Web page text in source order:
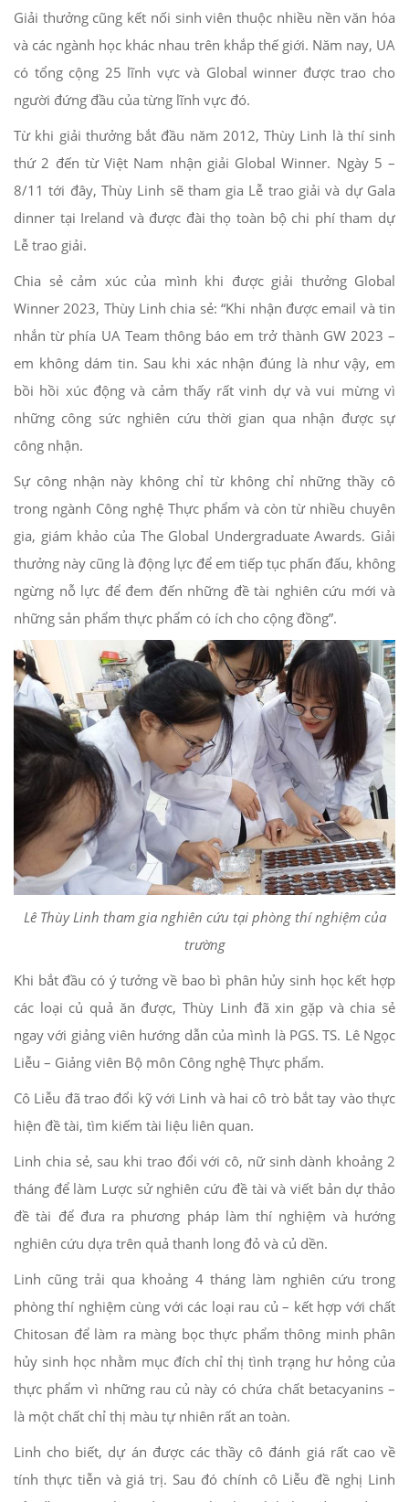
Giải thưởng cũng kết nối sinh viên thuộc nhiều nền văn hóa
và các ngành học khác nhau trên khắp thế giới. Năm nay, UA
có tổng cộng 25 lĩnh vực và Global winner được trao cho
người đứng đầu của từng lĩnh vực đó.
Từ khi giải thưởng bắt đầu năm 2012, Thùy Linh là thí sinh
thứ 2 đến từ Việt Nam nhận giải Global Winner. Ngày 5 –
8/11 tới đây, Thùy Linh sẽ tham gia Lễ trao giải và dự Gala
dinner tại Ireland và được đài thọ toàn bộ chi phí tham dự
Lễ trao giải.
Chia sẻ cảm xúc của mình khi được giải thưởng Global
Winner 2023, Thùy Linh chia sẻ: “Khi nhận được email và tin
nhắn từ phía UA Team thông báo em trở thành GW 2023 –
em không dám tin. Sau khi xác nhận đúng là như vậy, em
bồi hồi xúc động và cảm thấy rất vinh dự và vui mừng vì
những công sức nghiên cứu thời gian qua nhận được sự
công nhận.
Sự công nhận này không chỉ từ không chỉ những thầy cô
trong ngành Công nghệ Thực phẩm và còn từ nhiều chuyên
gia, giám khảo của The Global Undergraduate Awards. Giải
thưởng này cũng là động lực để em tiếp tục phấn đấu, không
ngừng nỗ lực để đem đến những đề tài nghiên cứu mới và
những sản phẩm thực phẩm có ích cho cộng đồng”.
Lê Thùy Linh tham gia nghiên cứu tại phòng thí nghiệm của
trường
Khi bắt đầu có ý tưởng về bao bì phân hủy sinh học kết hợp
các loại củ quả ăn được, Thùy Linh đã xin gặp và chia sẻ
ngay với giảng viên hướng dẫn của mình là PGS. TS. Lê Ngọc
Liễu – Giảng viên Bộ môn Công nghệ Thực phẩm.
Cô Liễu đã trao đổi kỹ với Linh và hai cô trò bắt tay vào thực
hiện đề tài, tìm kiếm tài liệu liên quan.
Linh chia sẻ, sau khi trao đổi với cô, nữ sinh dành khoảng 2
tháng để làm Lược sử nghiên cứu đề tài và viết bản dự thảo
đề tài để đưa ra phương pháp làm thí nghiệm và hướng
nghiên cứu dựa trên quả thanh long đỏ và củ dền.
Linh cũng trải qua khoảng 4 tháng làm nghiên cứu trong
phòng thí nghiệm cùng với các loại rau củ – kết hợp với chất
Chitosan để làm ra màng bọc thực phẩm thông minh phân
hủy sinh học nhằm mục đích chỉ thị tình trạng hư hỏng của
thực phẩm vì những rau củ này có chứa chất betacyanins –
là một chất chỉ thị màu tự nhiên rất an toàn.
Linh cho biết, dự án được các thầy cô đánh giá rất cao về
tính thực tiễn và giá trị. Sau đó chính cô Liễu đề nghị Linh